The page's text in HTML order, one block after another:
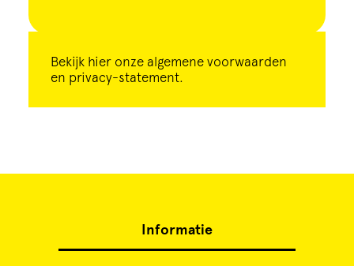
Bekijk hier onze algemene voorwaarden
en privacy-statement.
Informatie